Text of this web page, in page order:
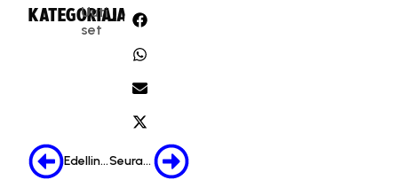
KATEGORIA:
Uuti
set
JAA:
Edellinen Seuraava